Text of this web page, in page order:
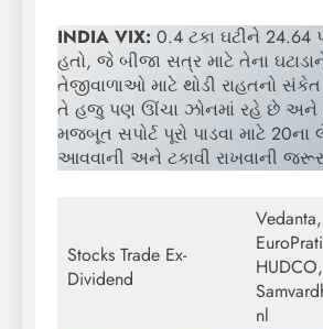
INDIA VIX: 0.4 ટકા ઘટીને 24.64
હતો, જે બીજા સત્ર માટે તેના
તેજીવાળાઓ માટે થોડી રાહતનો
તે હજુ પણ ઊંચા ઝોનમાં રહે છે અને
મજબૂત સપોર્ટ પૂરો પાડવા માટે
આવવાની અને ટકાવી રાખવાની
Stocks Trade Ex-
Dividend
HUDCO,
nl